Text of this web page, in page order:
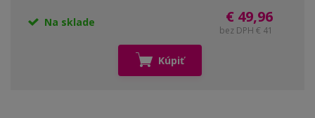
Na sklade € 49,96
bez DPH € 41
Kúpiť